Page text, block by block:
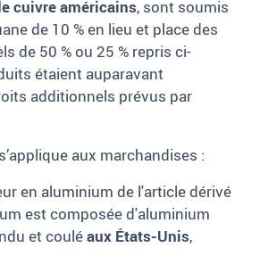
cuivre américains, sont soumis
de 10 % en lieu et place des
de 50 % ou 25 % repris ci-
étaient auparavant
additionnels prévus par
aux marchandises :
en aluminium de l'article dérivé
est composée d'aluminium
et couléaux États-Unis,